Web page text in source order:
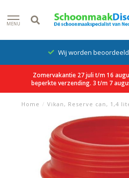
MENU
Wij worden
Zomervakantie 27 juli t/m 16
beperkte verzending. 3 t/m 7
Home / Vikan, Reserve can, 1,4